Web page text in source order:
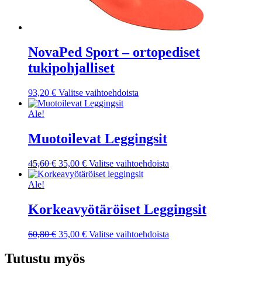
NovaPed Sport – ortopediset
tukipohjalliset
93,20 € Valitse vaihtoehdoista
muunnelma.
Voit
valinnat
tuotteen
Ale!
Muotoilevat Leggingsit
45,60€ Alkuperäinen
hinta
35,00 €Nykyinen
hinta
Valitse vaihtoehdoista
muunnelma.
Voit
valinnat
Ale!
Korkeavyötäröiset Leggingsit
60,80€ Alkuperäinen
oli:
60,80 €.
35,00 €Nykyinen
Valitse vaihtoehdoista
Tutustu myös